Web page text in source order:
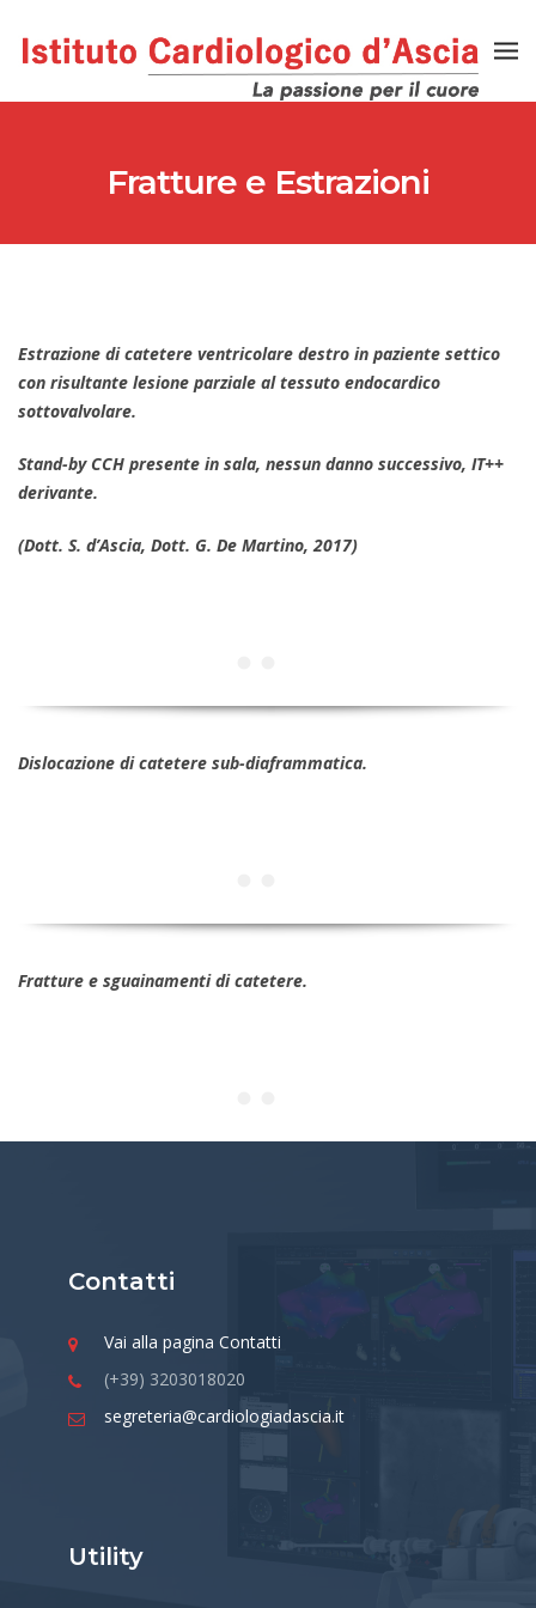
Fratture e Estrazioni
Estrazione di catetere ventricolare destro in paziente settico
con risultante lesione parziale al tessuto endocardico
sottovalvolare.
Stand-by CCH presente in sala, nessun danno successivo, IT++
derivante.
(Dott. S. d’Ascia, Dott. G. De Martino, 2017)
Dislocazione di catetere sub-diaframmatica.
Fratture e sguainamenti di catetere.
Contatti
Vai alla pagina Contatti
(+39) 3203018020
segreteria@cardiologiadascia.it
Utility